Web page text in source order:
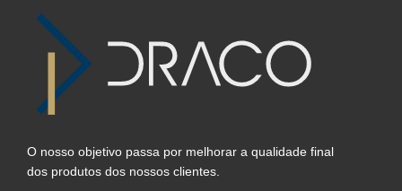
O nosso objetivo passa por melhorar a qualidade final
dos produtos dos nossos clientes.